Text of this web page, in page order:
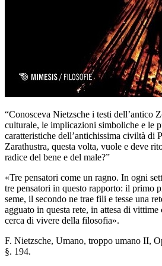
“Conosceva Nietzsche i testi dell’antico
culturale, le implicazioni simboliche e le
caratteristiche dell’antichissima civiltà di
Zarathustra, questa volta, vuole e deve
radice del bene e del male?”
«Tre pensatori come un ragno. In ogni
tre pensatori in questo rapporto: il primo
seme, il secondo ne trae fili e tesse una
agguato in questa rete, in attesa di
cerca di vivere della filosofia».
F. Nietzsche, Umano, troppo umano II,
§. 194.